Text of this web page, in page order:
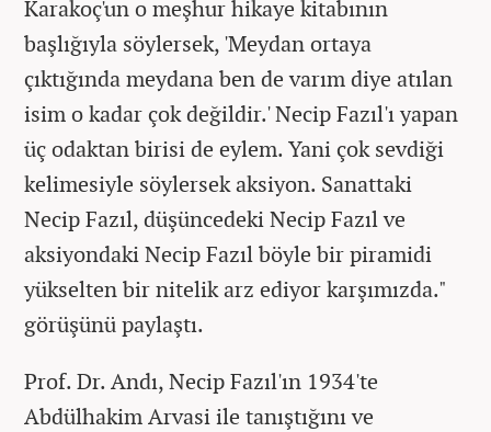
Karakoç'un o meşhur hikaye kitabının
başlığıyla söylersek, 'Meydan ortaya
çıktığında meydana ben de varım diye atılan
isim o kadar çok değildir.' Necip Fazıl'ı yapan
üç odaktan birisi de eylem. Yani çok sevdiği
kelimesiyle söylersek aksiyon. Sanattaki
Necip Fazıl, düşüncedeki Necip Fazıl ve
aksiyondaki Necip Fazıl böyle bir piramidi
yükselten bir nitelik arz ediyor karşımızda."
görüşünü paylaştı.
Prof. Dr. Andı, Necip Fazıl'ın 1934'te
Abdülhakim Arvasi ile tanıştığını ve